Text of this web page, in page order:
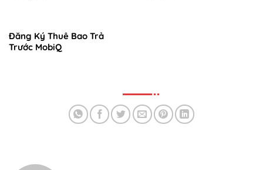
Đăng Ký Thuê Bao Trả
Trước MobiQ